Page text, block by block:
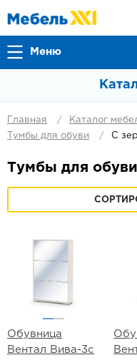
Меню
Главная Каталог
Тумбы для обуви
С
Тумбы для
Обувница
Вентал Вива-3с